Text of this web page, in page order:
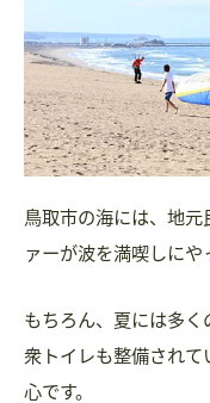
鳥取市の海には、地
ァーが波を満喫しにや
もちろん、夏には多く
衆トイレも整備されて
心です。